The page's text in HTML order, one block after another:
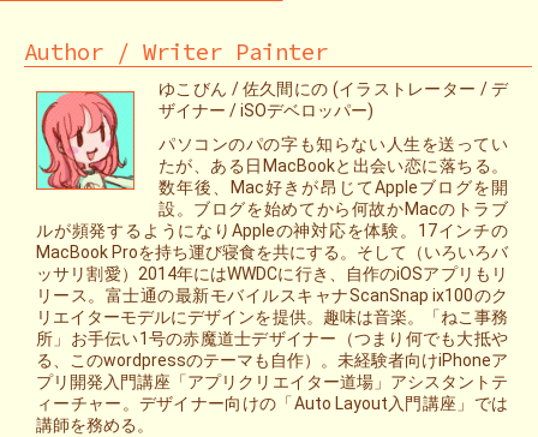
Author / Writer Painter
ゆこびん / 佐久間にの (イラストレーター / デ
ザイナー / iSOデベロッパー)
パソコンのパの字も知らない人生を送ってい
たが、ある日MacBookと出会い恋に落ちる。
数年後、Mac好きが昂じてAppleブログを開
設。ブログを始めてから何故かMacのトラブ
ルが頻発するようになりAppleの神対応を体験。17インチの
MacBook Proを持ち運び寝食を共にする。そして（いろいろバ
ッサリ割愛）2014年にはWWDCに行き、自作のiOSアプリもリ
リース。富士通の最新モバイルスキャナScanSnap ix100のク
リエイターモデルにデザインを提供。趣味は音楽。「ねこ事務
所」お手伝い1号の赤魔道士デザイナー（つまり何でも大抵や
る、このwordpressのテーマも自作）。未経験者向けiPhoneア
プリ開発入門講座「アプリクリエイター道場」アシスタントテ
ィーチャー。デザイナー向けの「Auto Layout入門講座」では
講師を務める。